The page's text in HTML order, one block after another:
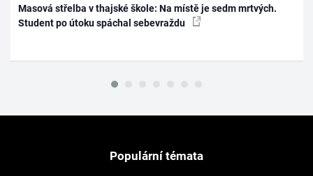
Masová střelba v thajské škole: Na místě je sedm mrtvých.
Student po útoku spáchal sebevraždu
Populární témata